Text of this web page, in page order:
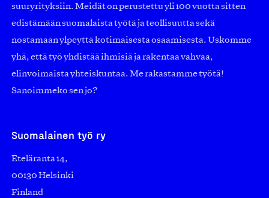
suuryrityksiin. Meidät on perustettu yli 100 vuotta sitten
edistämään suomalaista työtä ja teollisuutta sekä
nostamaan ylpeyttä kotimaisesta osaamisesta. Uskomme
yhä, että työ yhdistää ihmisiä ja rakentaa vahvaa,
elinvoimaista yhteiskuntaa. Me rakastamme työtä!
Sanoimmeko sen jo?
Suomalainen työ ry
Eteläranta 14,
00130 Helsinki
Finland